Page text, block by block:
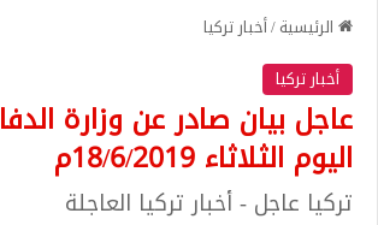
الرئيسية/أخبار تركيا
أخبار تركيا
عاجل بيان صادر عن وزارة
اليوم الثلاثاء 18/6/2019م
تركيا عاجل - أخبار تركيا العاجلة